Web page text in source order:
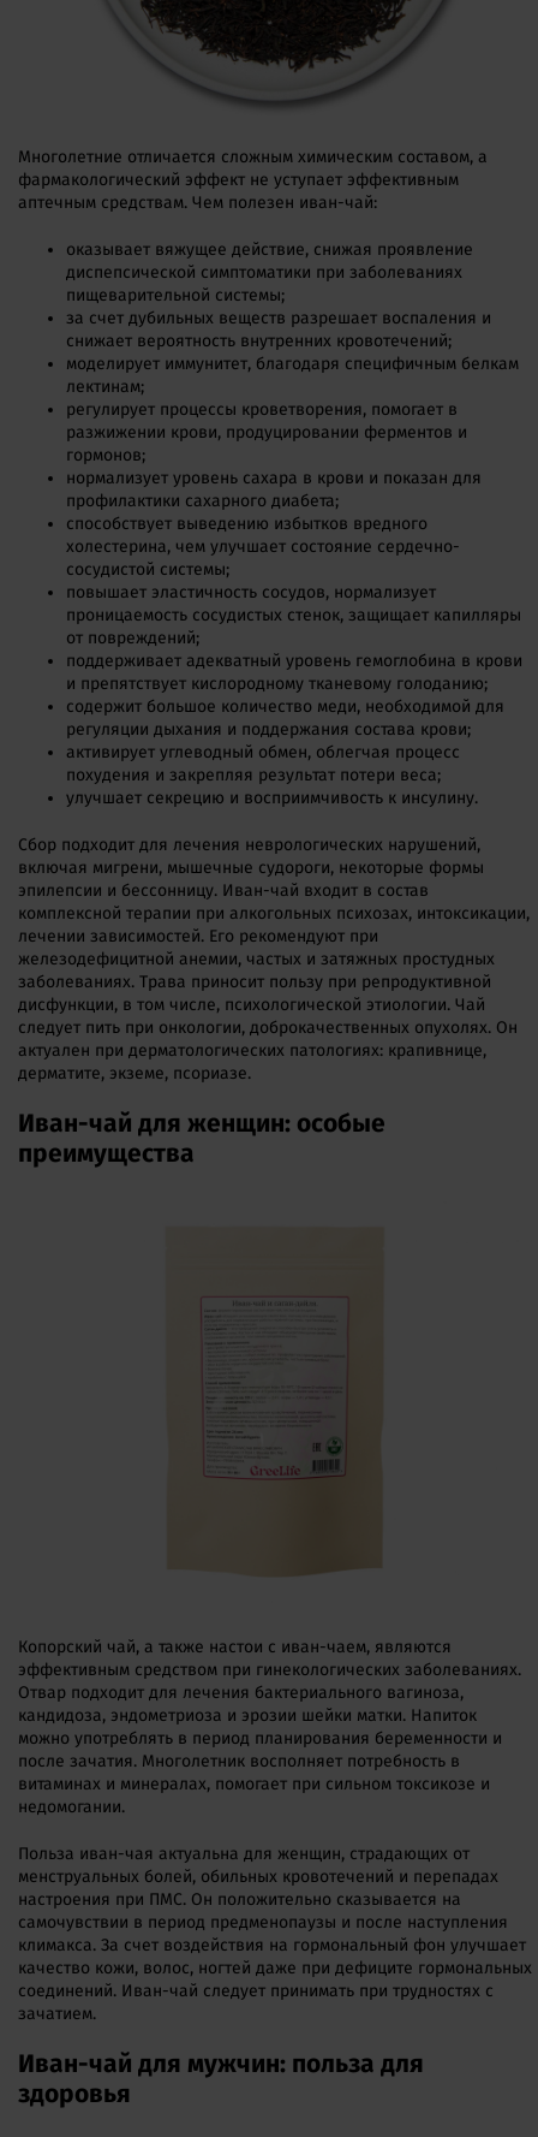
Многолетние отличается сложным химическим составом, а
фармакологический эффект не уступает эффективным
аптечным средствам. Чем полезен иван-чай:
оказывает вяжущее действие, снижая проявление
диспепсической симптоматики при заболеваниях
пищеварительной системы;
за счет дубильных веществ разрешает воспаления и
снижает вероятность внутренних кровотечений;
моделирует иммунитет, благодаря специфичным белкам
лектинам;
регулирует процессы кроветворения, помогает в
разжижении крови, продуцировании ферментов и
гормонов;
нормализует уровень сахара в крови и показан для
профилактики сахарного диабета;
способствует выведению избытков вредного
холестерина, чем улучшает состояние сердечно-
сосудистой системы;
повышает эластичность сосудов, нормализует
проницаемость сосудистых стенок, защищает капилляры
от повреждений;
поддерживает адекватный уровень гемоглобина в крови
и препятствует кислородному тканевому голоданию;
содержит большое количество меди, необходимой для
регуляции дыхания и поддержания состава крови;
активирует углеводный обмен, облегчая процесс
похудения и закрепляя результат потери веса;
улучшает секрецию и восприимчивость к инсулину.
Сбор подходит для лечения неврологических нарушений,
включая мигрени, мышечные судороги, некоторые формы
эпилепсии и бессонницу. Иван-чай входит в состав
комплексной терапии при алкогольных психозах, интоксикации,
лечении зависимостей. Его рекомендуют при
железодефицитной анемии, частых и затяжных простудных
заболеваниях. Трава приносит пользу при репродуктивной
дисфункции, в том числе, психологической этиологии. Чай
следует пить при онкологии, доброкачественных опухолях. Он
актуален при дерматологических патологиях: крапивнице,
дерматите, экземе, псориазе.
Иван-чай для женщин: особые
преимущества
Копорский чай, а также настои с иван-чаем, являются
эффективным средством при гинекологических заболеваниях.
Отвар подходит для лечения бактериального вагиноза,
кандидоза, эндометриоза и эрозии шейки матки. Напиток
можно употреблять в период планирования беременности и
после зачатия. Многолетник восполняет потребность в
витаминах и минералах, помогает при сильном токсикозе и
недомогании.
Польза иван-чая актуальна для женщин, страдающих от
менструальных болей, обильных кровотечений и перепадах
настроения при ПМС. Он положительно сказывается на
самочувствии в период предменопаузы и после наступления
климакса. За счет воздействия на гормональный фон улучшает
качество кожи, волос, ногтей даже при дефиците гормональных
соединений. Иван-чай следует принимать при трудностях с
зачатием.
Иван-чай для мужчин: польза для
здоровья